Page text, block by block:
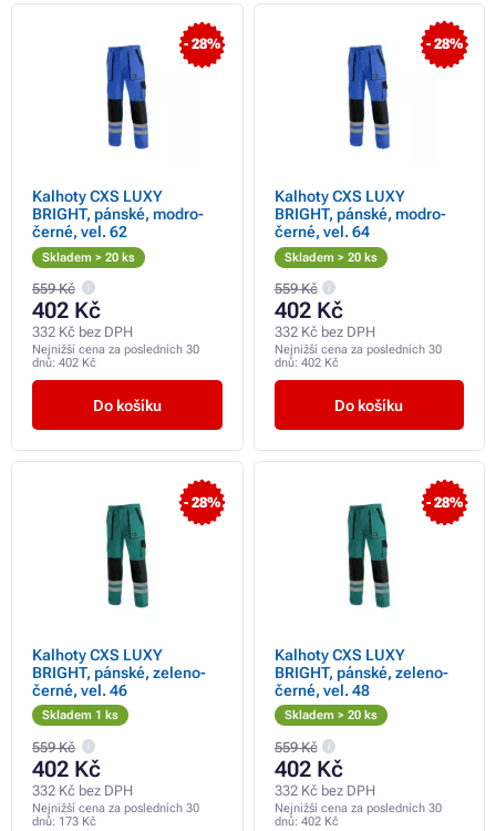
- 28%
Kalhoty CXS LUXY
BRIGHT, pánské, modro-
černé, vel. 62
Skladem > 20 ks
559 Kč
402 Kč
332 Kč bez DPH
Nejnižší cena za posledních 30
dnů: 402 Kč
Do košíku
- 28%
Kalhoty CXS LUXY
BRIGHT, pánské, modro-
černé, vel. 64
Skladem > 20 ks
559 Kč
402 Kč
332 Kč bez DPH
Nejnižší cena za posledních 30
dnů: 402 Kč
Do košíku
- 28%
Kalhoty CXS LUXY
BRIGHT, pánské, zeleno-
černé, vel. 46
Skladem 1 ks
559 Kč
402 Kč
332 Kč bez DPH
Nejnižší cena za posledních 30
dnů: 173 Kč
- 28%
Kalhoty CXS LUXY
BRIGHT, pánské, zeleno-
černé, vel. 48
Skladem > 20 ks
559 Kč
402 Kč
332 Kč bez DPH
Nejnižší cena za posledních 30
dnů: 402 Kč